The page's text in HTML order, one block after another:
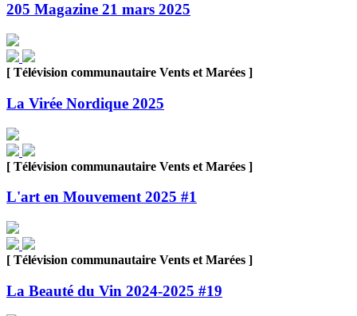
205 Magazine 21 mars 2025
[ Télévision communautaire Vents et Marées ]
La Virée Nordique 2025
[ Télévision communautaire Vents et Marées ]
L'art en Mouvement 2025 #1
[ Télévision communautaire Vents et Marées ]
La Beauté du Vin 2024-2025 #19